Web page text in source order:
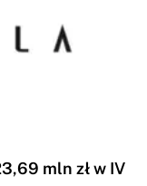
mln zł w IV